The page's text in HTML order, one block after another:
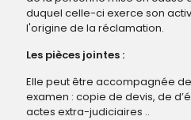
duquel celle-ci exerce son
l'origine de la réclamation.
Les pièces jointes :
Elle peut être accompagnée
examen : copie de devis, de
actes extra-judiciaires ..